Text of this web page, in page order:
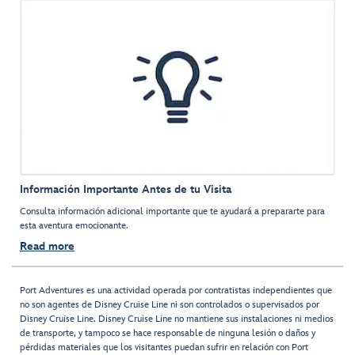
Información Importante Antes de tu Visita
Consulta información adicional importante que te ayudará a prepararte para
esta aventura emocionante.
Read more
Port Adventures es una actividad operada por contratistas independientes que
no son agentes de Disney Cruise Line ni son controlados o supervisados por
Disney Cruise Line. Disney Cruise Line no mantiene sus instalaciones ni medios
de transporte, y tampoco se hace responsable de ninguna lesión o daños y
pérdidas materiales que los visitantes puedan sufrir en relación con Port